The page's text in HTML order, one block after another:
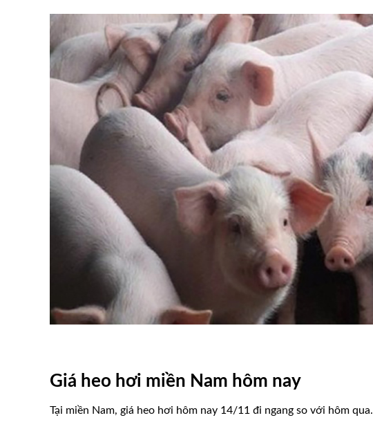
Giá heo hơi miền Nam hôm nay
Tại miền Nam, giá heo hơi hôm nay 14/11 đi ngang so với hôm qua.